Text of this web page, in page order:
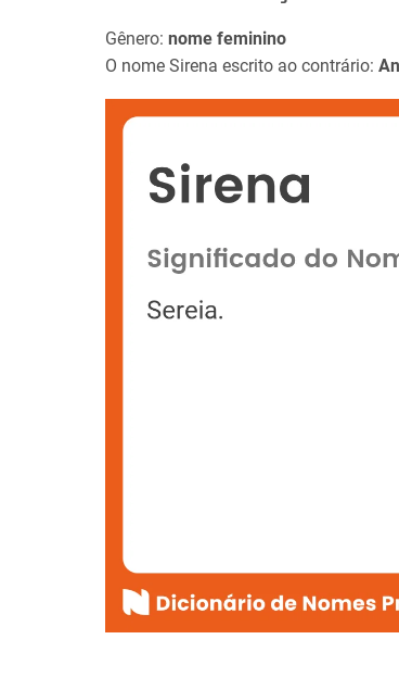
Gênero: nome feminino
O nome Sirena escrito ao contrário: